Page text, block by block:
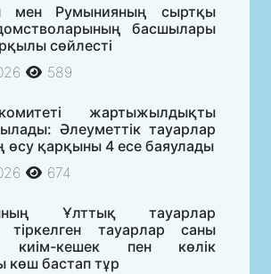
мен Румынияның сыртқы
басшылары
сөйлесті
589
жартыжылдықты
Әлеуметтік тауарлар
өсу қарқыны 4 есе баяулады
674
Ұлттық тауарлар
тіркелген тауарлар саны
киім-кешек пен көлік
көш бастап тұр